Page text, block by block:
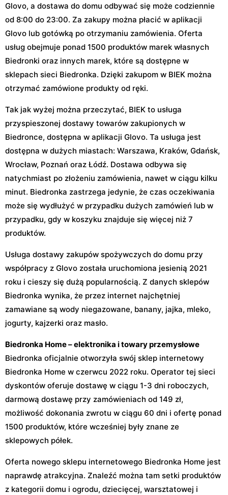
Glovo, a dostawa do domu odbywać się może codziennie
od 8:00 do 23:00. Za zakupy można płacić w aplikacji
Glovo lub gotówką po otrzymaniu zamówienia. Oferta
usług obejmuje ponad 1500 produktów marek własnych
Biedronki oraz innych marek, które są dostępne w
sklepach sieci Biedronka. Dzięki zakupom w BIEK można
otrzymać zamówione produkty od ręki.
Tak jak wyżej można przeczytać, BIEK to usługa
przyspieszonej dostawy towarów zakupionych w
Biedronce, dostępna w aplikacji Glovo. Ta usługa jest
dostępna w dużych miastach: Warszawa, Kraków, Gdańsk,
Wrocław, Poznań oraz Łódź. Dostawa odbywa się
natychmiast po złożeniu zamówienia, nawet w ciągu kilku
minut. Biedronka zastrzega jedynie, że czas oczekiwania
może się wydłużyć w przypadku dużych zamówień lub w
przypadku, gdy w koszyku znajduje się więcej niż 7
produktów.
Usługa dostawy zakupów spożywczych do domu przy
współpracy z Glovo została uruchomiona jesienią 2021
roku i cieszy się dużą popularnością. Z danych sklepów
Biedronka wynika, że przez internet najchętniej
zamawiane są wody niegazowane, banany, jajka, mleko,
jogurty, kajzerki oraz masło.
Biedronka Home – elektronika i towary przemysłowe
Biedronka oficjalnie otworzyła swój sklep internetowy
Biedronka Home w czerwcu 2022 roku. Operator tej sieci
dyskontów oferuje dostawę w ciągu 1-3 dni roboczych,
darmową dostawę przy zamówieniach od 149 zł,
możliwość dokonania zwrotu w ciągu 60 dni i ofertę ponad
1500 produktów, które wcześniej były znane ze
sklepowych półek.
Oferta nowego sklepu internetowego Biedronka Home jest
naprawdę atrakcyjna. Znaleźć można tam setki produktów
z kategorii domu i ogrodu, dziecięcej, warsztatowej i